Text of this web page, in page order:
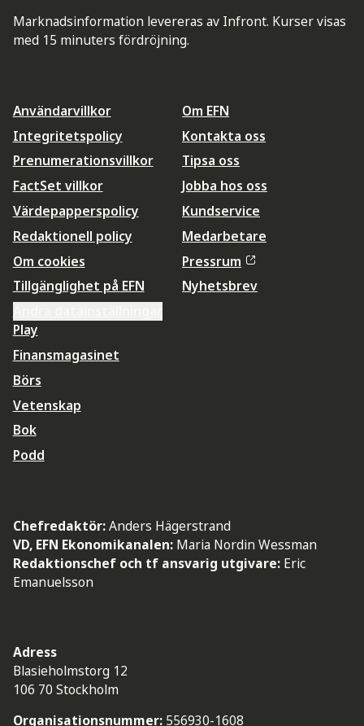
Marknadsinformation levereras av Infront. Kurser visas
med 15 minuters fördröjning.
Användarvillkor
Integritetspolicy
Prenumerationsvillkor
FactSet villkor
Värdepapperspolicy
Redaktionell policy
Om cookies
Tillgänglighet på EFN
Om EFN
Kontakta oss
Tipsa oss
Jobba hos oss
Kundservice
Medarbetare
Pressrum
Nyhetsbrev
Play
Finansmagasinet
Börs
Vetenskap
Bok
Podd
Chefredaktör:Anders Hägerstrand
VD, EFN Ekonomikanalen: Maria Nordin Wessman
Redaktionschef och tf ansvarig utgivare: Eric
Emanuelsson
Adress
Blasieholmstorg 12
106 70 Stockholm
Organisationsnummer: 556930-1608